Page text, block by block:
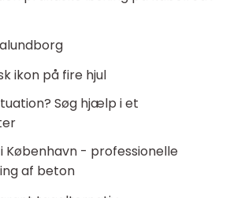
ikon på fire hjul
Søg hjælp i et
København - professionelle
af beton